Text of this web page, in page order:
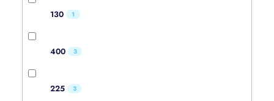
130 1
400 3
225 3